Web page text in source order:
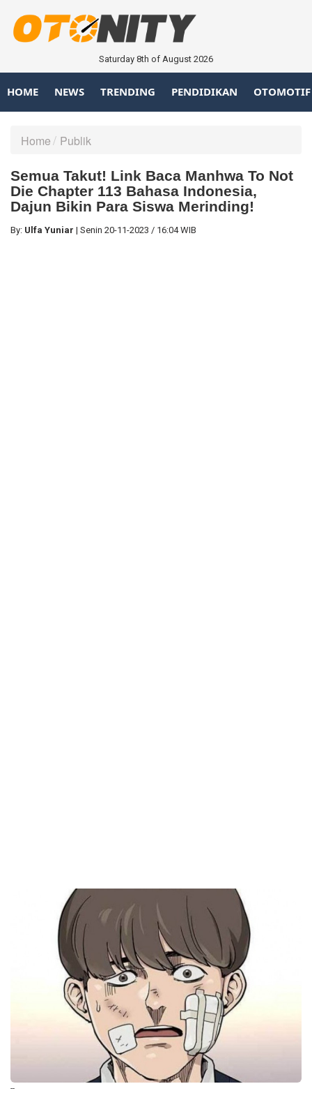
Saturday 8th of August 2026
HOME NEWS TRENDING PENDIDIKAN OTOMOTIF
Home Publik
Semua Takut! Link Baca Manhwa To Not
Die Chapter 113 Bahasa Indonesia,
Dajun Bikin Para Siswa Merinding!
By: Ulfa Yuniar | Senin 20-11-2023 / 16:04 WIB
--